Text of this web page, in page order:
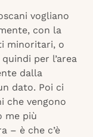
vogliano
con la
minoritari, o
per l’area
dalla
dato. Poi ci
che vengono
me più
– è che c’è